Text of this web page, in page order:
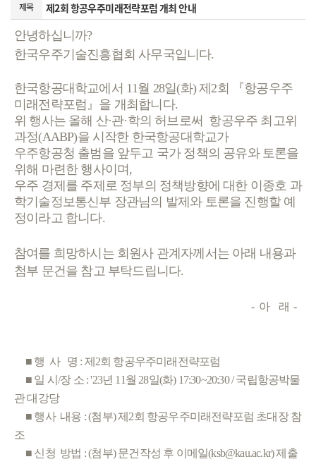
제목
제2회 항공우주미래전략포럼 개최 안내
안녕하십니까?
한국우주기술진흥협회 사무국입니다.
한국항공대학교에서 11월 28일(화) 제2회 『항공우주
미래전략포럼』을 개최합니다.
위 행사는 올해 산·관·학의 허브로써 항공우주 최고위
과정(AABP)을 시작한 한국항공대학교가
우주항공청 출범을 앞두고 국가 정책의 공유와 토론을
위해 마련한 행사이며,
우주 경제를 주제로 정부의 정책방향에 대한 이종호 과
학기술정보통신부 장관님의 발제와 토론을 진행할 예
정이라고 합니다.
참여를 희망하시는 회원사 관계자께서는 아래 내용과
첨부 문건을 참고 부탁드립니다.
- 아 래 -
■ 행 사 명 : 제2회 항공우주미래전략포럼
■ 일 시/장 소 : '23년 11월 28일(화) 17:30~20:30 / 국립항공박물
관 대강당
■ 행사 내용 : (첨부) 제2회 항공우주미래전략포럼 초대장 참
조
■ 신청 방법 : (첨부) 문건작성 후 이메일(ksb@kau.ac.kr) 제출